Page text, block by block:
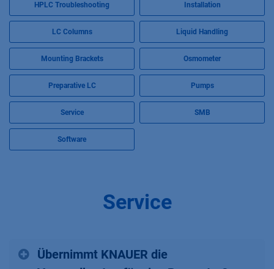
HPLC Troubleshooting Installation
LC Columns Liquid Handling
Mounting Brackets Osmometer
Preparative LC Pumps
Service SMB
Software
Service
Übernimmt KNAUER die